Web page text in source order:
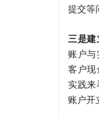
提交等
三是建
账户
客户现
实践
账户开